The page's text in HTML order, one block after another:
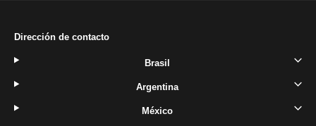
Dirección de contacto
Brasil
Argentina
México